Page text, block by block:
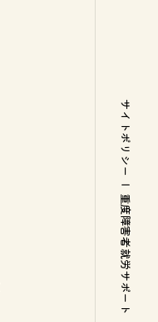
サイトポリシー
|
重度障害者就労サポート